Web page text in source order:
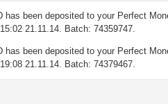
has been deposited to your Perfect
21.11.14. Batch: 74359747.
has been deposited to your Perfect
21.11.14. Batch: 74379467.